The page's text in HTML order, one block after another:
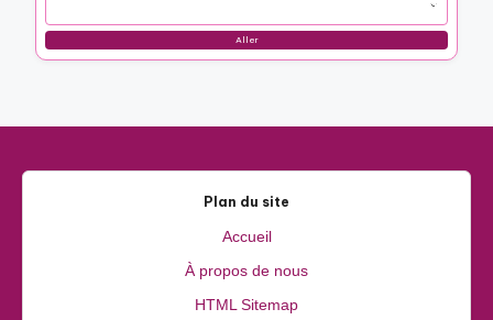
Aller
Plan du site
Accueil
À propos de nous
HTML Sitemap